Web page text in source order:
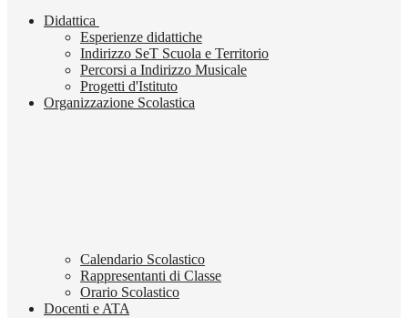
Didattica
Esperienze didattiche
Indirizzo SeT Scuola e Territorio
Percorsi a Indirizzo Musicale
Progetti d'Istituto
Organizzazione Scolastica
Calendario Scolastico
Rappresentanti di Classe
Orario Scolastico
Docenti e ATA